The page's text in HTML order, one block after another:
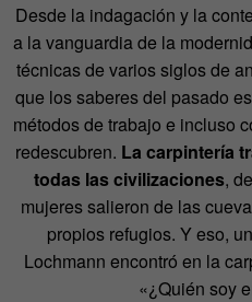
Desde la indagación y la
a la vanguardia de la
técnicas de varios siglos de
que los saberes del pasado
métodos de trabajo e incluso
redescubren. La carpintería
todas las civilizaciones,
mujeres salieron de las
propios refugios. Y eso,
Lochmann encontró en la
«¿Quién soy